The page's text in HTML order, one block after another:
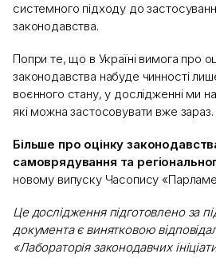
системного підходу до
законодавства.
Попри те, що в Україні вимога про
законодавства набуде чинності
воєнного стану, у дослідженні ми
які можна застосовувати вже зараз.
Більше про оцінку
самоврядування та
новому випуску Часопису
Це дослідження підготовлено за
документа є винятковою
«Лабораторія законодавчих